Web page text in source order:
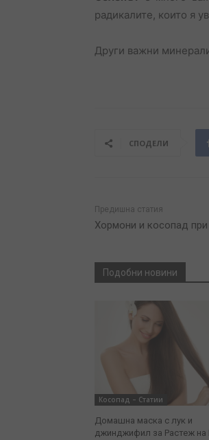
радикалите, които я
Други важни
СПОДЕЛИ
Предишна статия
Хормони и косопад при
Подобни новини
Косопад – Статии
Домашна маска с лук и
джинджифил за Растеж на